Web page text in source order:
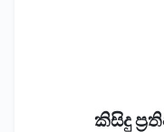
කිසිදු